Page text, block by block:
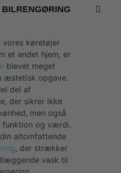
BILRENGØRING
vores køretøjer
et andet hjem, er
blevet meget
æstetisk opgave.
del af
der sikrer ikke
men også
funktion og værdi.
altomfattende
, der strækker
vask til